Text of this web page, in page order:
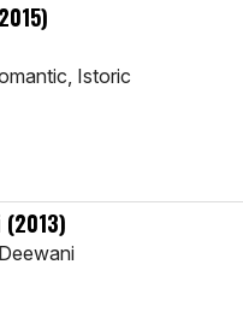
Istoric
(2013)